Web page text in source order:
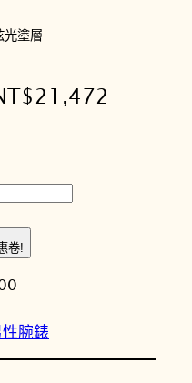
光塗層
21,472
卷!
腕錶